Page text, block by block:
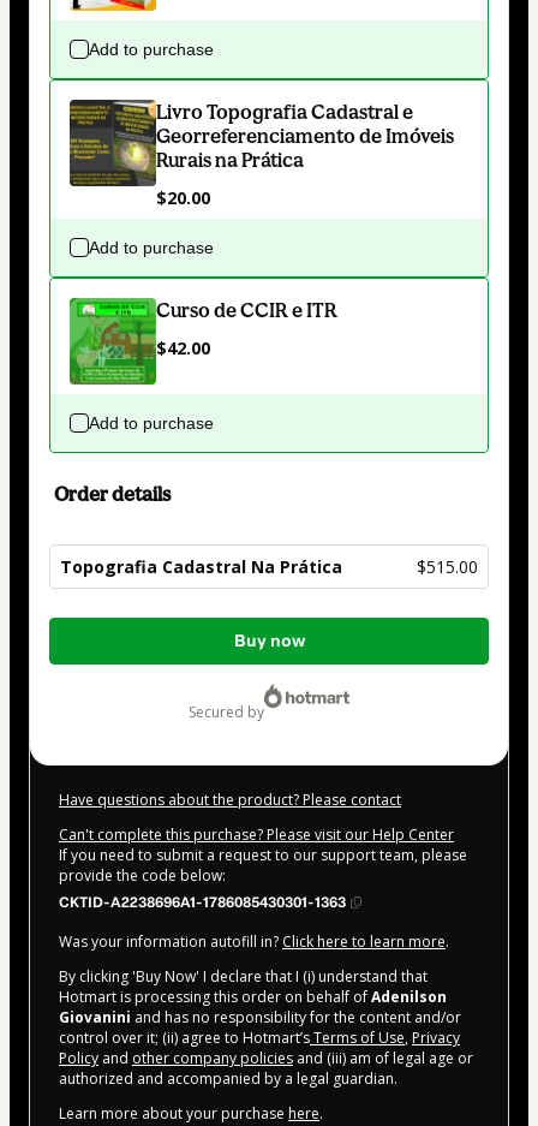
Add to purchase
Livro Topografia Cadastral e
Georreferenciamento de Imóveis
Rurais na Prática
$20.00
Add to purchase
Curso de CCIR e ITR
$42.00
Add to purchase
Order details
Topografia Cadastral Na Prática $515.00
Total
Buy now
secured by
Have questions about the product? Please contact
Can't complete this purchase? Please visit our Help Center
If you need to submit a request to our support team, please
provide the code below:
CKTID-A2238696A1-1786085430301-1363
Was your information autofill in? Click here to learn more.
By clicking 'Buy Now' I declare that I (i) understand that
Hotmart is processing this order on behalf ofAdenilson
Giovanini and has no responsibility for the content and/or
control over it; (ii) agree to Hotmart’sTerms of Use, Privacy
Policy and other company policies and (iii) am of legal age or
authorized and accompanied by a legal guardian.
Learn more about your purchase here.